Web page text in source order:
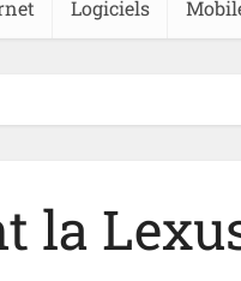
Logiciels
la